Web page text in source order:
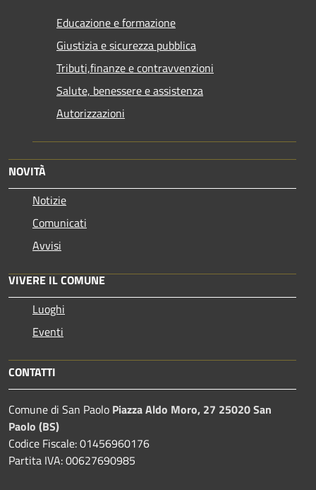
Educazione e formazione
Giustizia e sicurezza pubblica
Tributi,finanze e contravvenzioni
Salute, benessere e assistenza
Autorizzazioni
NOVITÀ
Notizie
Comunicati
Avvisi
VIVERE IL COMUNE
Luoghi
Eventi
CONTATTI
Comune di San Paolo Piazza Aldo Moro, 27 25020 San
Paolo (BS)
Codice Fiscale: 01456960176
Partita IVA: 00627690985